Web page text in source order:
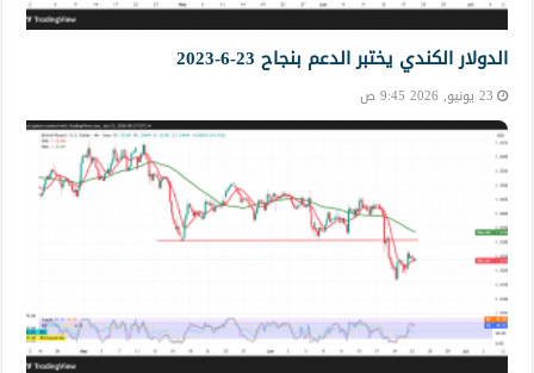
الدولار الكندي يختبر الدعم بنجاح 23-6-2023
23 يونيو, 2026 9:45 ص